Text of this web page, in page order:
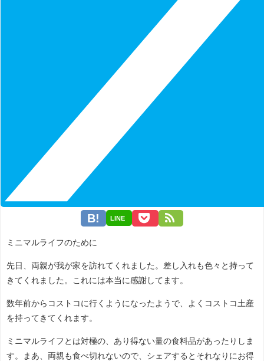
LINE
ミニマルライフのために
先日、両親が我が家を訪れてくれました。差し入れも色々と持って
きてくれました。これには本当に感謝してます。
数年前からコストコに行くようになったようで、よくコストコ土産
を持ってきてくれます。
ミニマルライフとは対極の、あり得ない量の食料品があったりしま
す。まあ、両親も食べ切れないので、シェアするとそれなりにお得